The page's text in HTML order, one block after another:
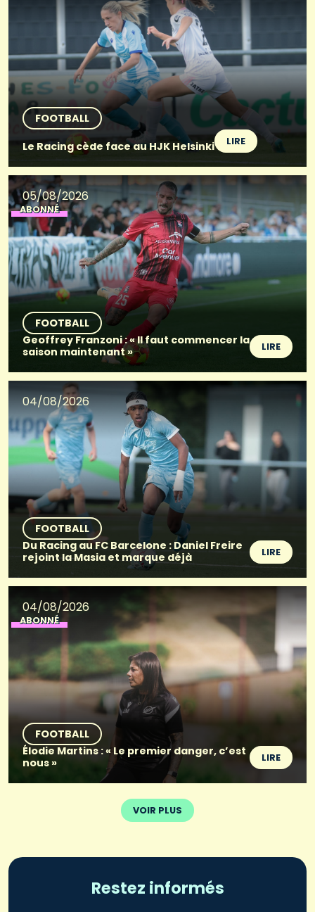
FOOTBALL
Le Racing cède face au HJK Helsinki
LIRE
05/08/2026
ABONNÉ
FOOTBALL
Geoffrey Franzoni : « Il faut commencer la
saison maintenant »
LIRE
04/08/2026
FOOTBALL
Du Racing au FC Barcelone : Daniel Freire
rejoint la Masia et marque déjà
LIRE
04/08/2026
ABONNÉ
FOOTBALL
Élodie Martins : « Le premier danger, c’est
nous »
LIRE
VOIR PLUS
Restez informés